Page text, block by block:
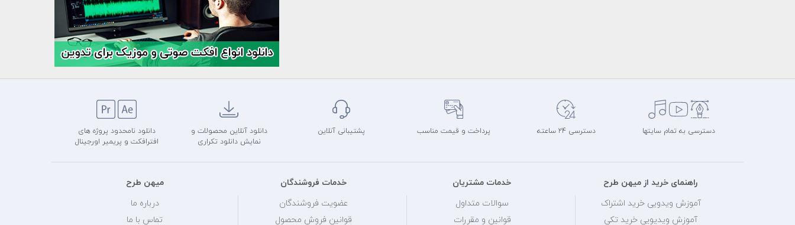
دسترسی به تمام سایتها دسترسی 24 ساعته پرداخت و قیمت مناسب پشتیبانی آنلاین
دانلود آنلاین محصولات و
نمایش دانلود تکراری
دانلود نامحدود پروژه های
افترافکت و پریمیر اورجینال
راهنمای خرید از میهن طرح
آموزش ویدویی خرید اشتراک
آموزش ویدیویی خرید تکی
خدمات مشتریان
سوالات متداول
قوانین و مقررات
خدمات فروشندگان
عضویت فروشندگان
قوانین فروش محصول
میهن طرح
درباره ما
تماس با ما